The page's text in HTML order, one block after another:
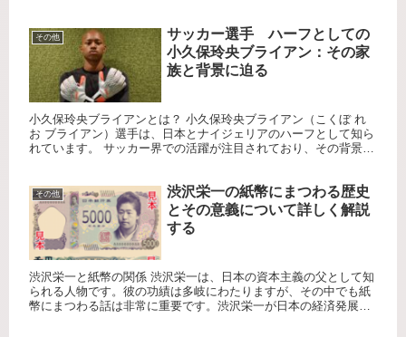
その他
サッカー選手 ハーフとしての
小久保玲央ブライアン：その家
族と背景に迫る
小久保玲央ブライアンとは？ 小久保玲央ブライアン（こくぼ れ
お ブライアン）選手は、日本とナイジェリアのハーフとして知ら
れています。 サッカー界での活躍が注目されており、その背景に
その他
渋沢栄一の紙幣にまつわる歴史
とその意義について詳しく解説
する
渋沢栄一と紙幣の関係 渋沢栄一は、日本の資本主義の父として知
られる人物です。彼の功績は多岐にわたりますが、その中でも紙
幣にまつわる話は非常に重要です。渋沢栄一が日本の経済発展に